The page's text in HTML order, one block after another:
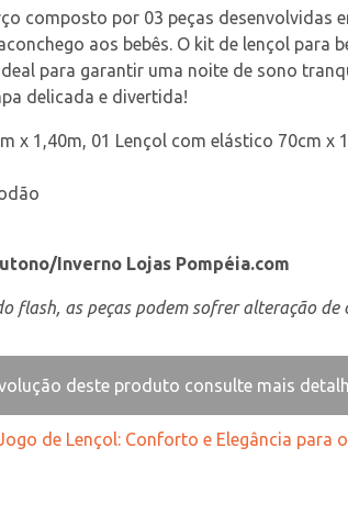
composto por 03 peças desenvolvidas
aos bebês. O kit de lençol para
para garantir uma noite de sono
delicada e divertida!
x 1,40m, 01 Lençol com elástico 70cm x
Inverno Lojas Pompéia.com
flash, as peças podem sofrer alteração de
deste produto consulte mais
de Lençol: Conforto e Elegância para